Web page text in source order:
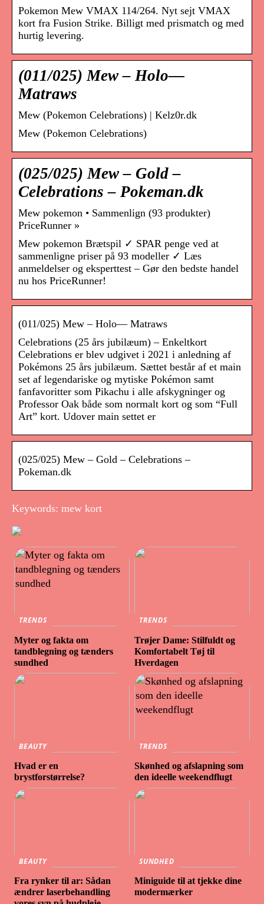
Pokemon Mew VMAX 114/264. Nyt sejt VMAX
kort fra Fusion Strike. Billigt med prismatch og med
hurtig levering.
(011/025) Mew – Holo—
Matraws
Mew (Pokemon Celebrations) | Kelz0r.dk
Mew (Pokemon Celebrations)
(025/025) Mew – Gold –
Celebrations – Pokeman.dk
Mew pokemon • Sammenlign (93 produkter)
PriceRunner »
Mew pokemon Brætspil ✓ SPAR penge ved at
sammenligne priser på 93 modeller ✓ Læs
anmeldelser og eksperttest – Gør den bedste handel
nu hos PriceRunner!
(011/025) Mew – Holo— Matraws
Celebrations (25 års jubilæum) – Enkeltkort
Celebrations er blev udgivet i 2021 i anledning af
Pokémons 25 års jubilæum. Sættet består af et main
set af legendariske og mytiske Pokémon samt
fanfavoritter som Pikachu i alle afskygninger og
Professor Oak både som normalt kort og som “Full
Art” kort. Udover main settet er
(025/025) Mew – Gold – Celebrations –
Pokeman.dk
Keywords: mew kort
TRENDS
Myter og fakta om
tandblegning og tænders
sundhed
TRENDS
Trøjer Dame: Stilfuldt og
Komfortabelt Tøj til
Hverdagen
BEAUTY
Hvad er en
brystforstørrelse?
TRENDS
Skønhed og afslapning som
den ideelle weekendflugt
BEAUTY
Fra rynker til ar: Sådan
ændrer laserbehandling
SUNDHED
Miniguide til at tjekke dine
modermærker